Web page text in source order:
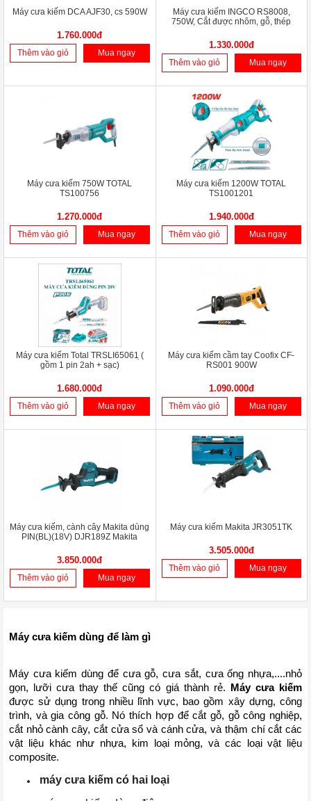
Máy cưa kiếm DCA AJF30, cs 590W
1.760.000đ
Thêm vào giỏ Mua ngay
Máy cưa kiếm INGCO RS8008,
750W, Cắt được nhôm, gỗ, thép
1.330.000đ
Thêm vào giỏ Mua ngay
Máy cưa kiếm 750W TOTAL
TS100756
1.270.000đ
Thêm vào giỏ Mua ngay
Máy cưa kiếm 1200W TOTAL
TS1001201
1.940.000đ
Thêm vào giỏ Mua ngay
Máy cưa kiếm Total TRSLI65061 ̣(
gồm 1 pin 2ah + sạc)
1.680.000đ
Thêm vào giỏ Mua ngay
Máy cưa kiếm cầm tay Coofix CF-
RS001 900W
1.090.000đ
Thêm vào giỏ Mua ngay
Máy cưa kiếm, cành cây Makita dùng
PIN(BL)(18V) DJR189Z Makita
3.850.000đ
Thêm vào giỏ Mua ngay
Máy cưa kiếm Makita JR3051TK
3.505.000đ
Thêm vào giỏ Mua ngay
Máy cưa kiếm dùng để làm gì
Máy cưa kiếm dùng để cưa gỗ, cưa sắt, cưa ống nhựa,....nhỏ
gọn, lưỡi cưa thay thế cũng có giá thành rẻ.
Máy cưa kiếm
được sử dụng trong nhiều lĩnh vực, bao gồm xây dựng, công
trình, và gia công gỗ. Nó thích hợp để cắt gỗ, gỗ công nghiệp,
cắt nhỏ cành cây, cắt cửa sổ và cánh cửa, và thậm chí cắt các
vật liệu khác như nhựa, kim loại mỏng, và các loại vật liệu
composite.
máy cưa kiếm có hai loại